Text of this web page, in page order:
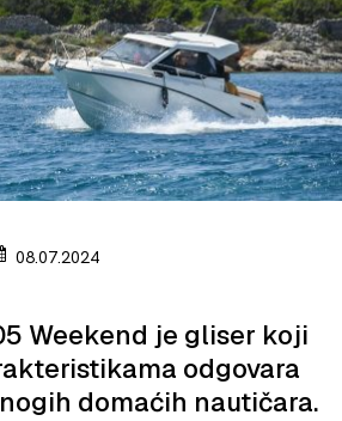
08.07.2024
Weekend je gliser koji
odgovara
domaćih nautičara.